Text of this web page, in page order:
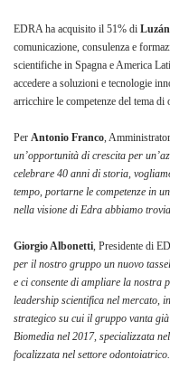
EDRA ha acquisito il 51% di
comunicazione, consulenza e
scientifiche in Spagna e America
accedere a soluzioni e tecnologie
arricchire le competenze del tema
Per Antonio Franco,
un’opportunità di crescita per
celebrare 40 anni di storia,
tempo, portarne le competenze in
nella visione di Edra abbiamo
Giorgio Albonetti, Presidente di
per il nostro gruppo un nuovo
e ci consente di ampliare la nostra
leadership scientifica nel mercato,
strategico su cui il gruppo vanta
Biomedia nel 2017, specializzata
focalizzata nel settore